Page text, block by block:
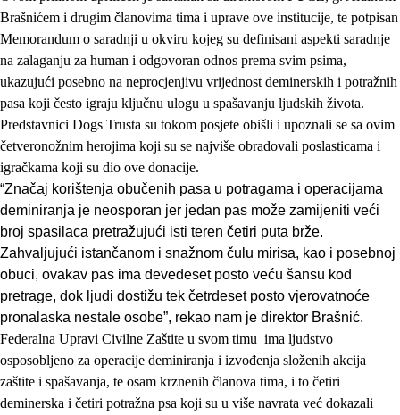
Brašnićem i drugim članovima tima i uprave ove institucije, te potpisan
Memorandum o saradnji u okviru kojeg su definisani aspekti saradnje
na zalaganju za human i odgovoran odnos prema svim psima,
ukazujući posebno na neprocjenjivu vrijednost deminerskih i potražnih
pasa koji često igraju ključnu ulogu u spašavanju ljudskih života.
Predstavnici Dogs Trusta su tokom posjete obišli i upoznali se sa ovim
četveronožnim herojima koji su se najviše obradovali poslasticama i
igračkama koji su dio ove donacije.
“Značaj korištenja obučenih pasa u potragama i operacijama
deminiranja je neosporan jer jedan pas može zamijeniti veći
broj spasilaca pretražujući isti teren četiri puta brže.
Zahvaljujući istančanom i snažnom čulu mirisa, kao i posebnoj
obuci, ovakav pas ima devedeset posto veću šansu kod
pretrage, dok ljudi dostižu tek četrdeset posto vjerovatnoće
pronalaska nestale osobe”, rekao nam je direktor Brašnić.
Federalna Upravi Civilne Zaštite u svom timu ima ljudstvo
osposobljeno za operacije deminiranja i izvođenja složenih akcija
zaštite i spašavanja, te osam krznenih članova tima, i to četiri
deminerska i četiri potražna psa koji su u više navrata već dokazali